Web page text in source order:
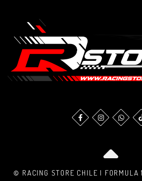
© RACING STORE CHILE | FORMULA